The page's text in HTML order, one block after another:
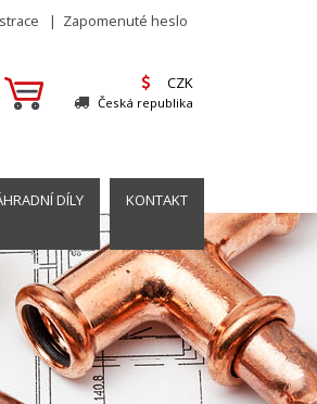
| Zapomenuté heslo
CZK
Česká republika
DÍLY KONTAKT